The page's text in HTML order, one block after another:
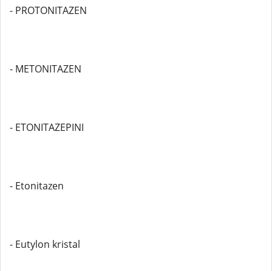
- PROTONITAZEN
- METONITAZEN
- ETONITAZEPINI
- Etonitazen
- Eutylon kristal